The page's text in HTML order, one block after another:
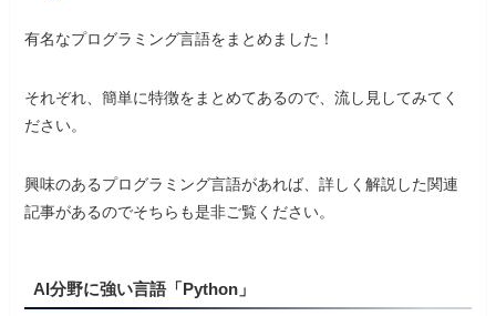
有名なプログラミング言語をまとめました！
それぞれ、簡単に特徴をまとめてあるので、流し見してみてく
ださい。
興味のあるプログラミング言語があれば、詳しく解説した関連
記事があるのでそちらも是非ご覧ください。
AI分野に強い言語「Python」